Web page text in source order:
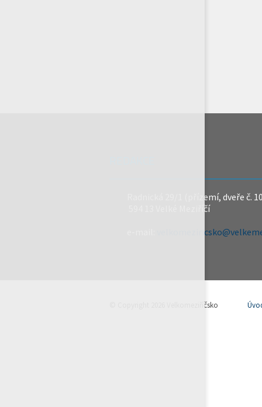
Radnická 29/1 (přízemí, dveře č.
594 13 Velké Meziříčí
© Copyright 2026 Velkomeziříčsko